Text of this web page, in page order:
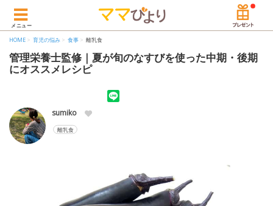
メニュー
HOME 育児の悩み 食事 離乳食
管理栄養士監修｜夏が旬のなすびを使った中期・後期
にオススメレシピ
sumiko
離乳食